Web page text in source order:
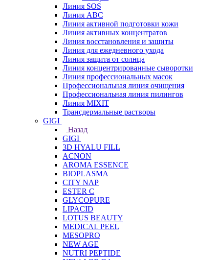
Линия SOS
Линия АВС
Линия активной подготовки кожи
Линия активных концентратов
Линия восстановления и защиты
Линия для ежедневного ухода
Линия защита от солнца
Линия концентрированные сыворотки
Линия профессиональных масок
Профессиональная линия очищения
Профессиональная линия пилингов
Линия MIXIT
Трансдермальные растворы
GIGI
Назад
GIGI
3D HYALU FILL
ACNON
AROMA ESSENCE
BIOPLASMA
CITY NAP
ESTER C
GLYCOPURE
LIPACID
LOTUS BEAUTY
MEDICAL PEEL
MESOPRO
NEW AGE
NUTRI PEPTIDE